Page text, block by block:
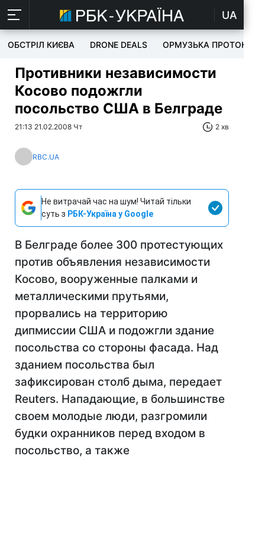
UA
ОБСТРІЛ КИЄВА DRONE DEALS ОРМУЗЬКА ПРОТОКА
Противники независимости
Косово подожгли
посольство США в Белграде
21:13 21.02.2008 Чт 2 хв
RBC.UA
Не витрачай час на шум! Читай тільки
суть з РБК-Україна у Google
В Белграде более 300 протестующих
против объявления независимости
Косово, вооруженные палками и
металлическими прутьями,
прорвались на территорию
дипмиссии США и подожгли здание
посольства со стороны фасада. Над
зданием посольства был
зафиксирован столб дыма, передает
Reuters. Нападающие, в большинстве
своем молодые люди, разгромили
будки охранников перед входом в
посольство, а также